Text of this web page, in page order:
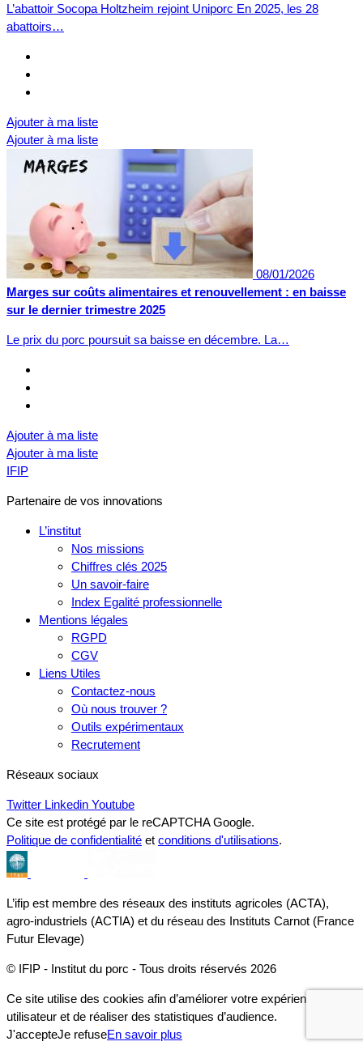
L’abattoir Socopa Holtzheim rejoint Uniporc En 2025, les 28
abattoirs…
Ajouter à ma liste
Ajouter à ma liste
08/01/2026
Marges sur coûts alimentaires et renouvellement : en baisse
sur le dernier trimestre 2025
Le prix du porc poursuit sa baisse en décembre. La…
Ajouter à ma liste
Ajouter à ma liste
IFIP
Partenaire de vos innovations
L’institut
Nos missions
Chiffres clés 2025
Un savoir-faire
Index Egalité professionnelle
Mentions légales
RGPD
CGV
Liens Utiles
Contactez-nous
Où nous trouver ?
Outils expérimentaux
Recrutement
Réseaux sociaux
Twitter Linkedin Youtube
Ce site est protégé par le reCAPTCHA Google.
Politique de confidentialité et conditions d'utilisations.
L’ifip est membre des réseaux des instituts agricoles (ACTA),
agro-industriels (ACTIA) et du réseau des Instituts Carnot (France
Futur Elevage)
© IFIP - Institut du porc - Tous droits réservés 2026
Ce site utilise des cookies afin d’améliorer votre expérience
utilisateur et de réaliser des statistiques d’audience.
J'accepteJe refuseEn savoir plus